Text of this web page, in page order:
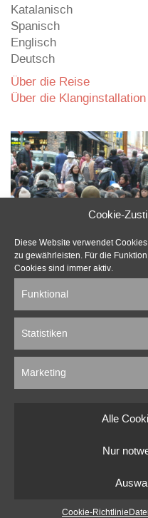
Cookie-
Diese Website verwendet
zu gewährleisten. Für die
Cookies sind immer aktiv.
Funktional
Statistiken
Marketing
Alle
Nur
Cookie-Richtlinie
Katalanisch
Spanisch
Englisch
Deutsch
Über die Reise
Über die Klanginstallation
marcus beuter
Datenschutzerklärung